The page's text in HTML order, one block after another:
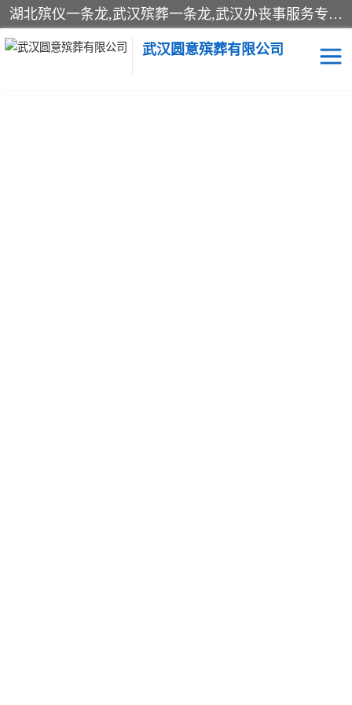
湖北殡仪一条龙,武汉殡葬一条龙,武汉办丧事服务专理红白佛事、病人临终关怀、医院或家中老人去世穿寿衣、灵车遗体接运、殡仪馆告别厅预约、办理火葬场手续、民俗丧事策划、遗体告别仪式、民俗礼仪服务、殡葬礼仪策划、陵园墓位导购、寺庙塔位择吉、往生功德策划、民俗功德策划、异地殡葬礼仪服务、异地骨灰接送返乡
武汉圆意殡葬有限公司